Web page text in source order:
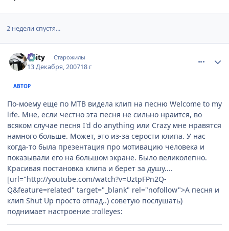
2 недели спустя...
Keity Старожилы
13 Декабря, 200718 г
АВТОР
По-моему еще по МТВ видела клип на песню Welcome to my
life. Мне, если честно эта песня не сильно нраится, во
всяком случае песня I'd do anything или Crazy мне нравятся
намного больше. Может, это из-за серости клипа. У нас
когда-то была презентация про мотивацию человека и
показывали его на большом экране. Было великолепно.
Красивая постановка клипа и берет за душу....
[url="http://youtube.com/watch?v=UztpFPn2Q-
Q&feature=related" target="_blank" rel="nofollow">А песня и
клип Shut Up просто отпад..) советую послушать)
поднимает настроение :rolleyes: